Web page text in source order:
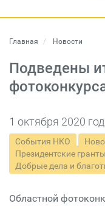
Главная Новости
Подведены
1 октября 2020
События НКО
Президентские гранты
Добрые дела и
Областной